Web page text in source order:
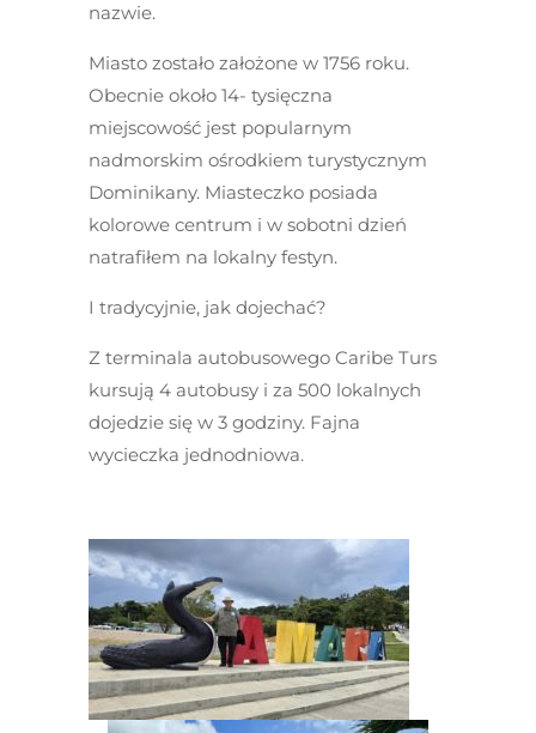
nazwie.
Miasto zostało założone w 1756 roku.
Obecnie około 14- tysięczna
miejscowość jest popularnym
nadmorskim ośrodkiem turystycznym
Dominikany. Miasteczko posiada
kolorowe centrum i w sobotni dzień
natrafiłem na lokalny festyn.
I tradycyjnie, jak dojechać?
Z terminala autobusowego Caribe Turs
kursują 4 autobusy i za 500 lokalnych
dojedzie się w 3 godziny. Fajna
wycieczka jednodniowa.